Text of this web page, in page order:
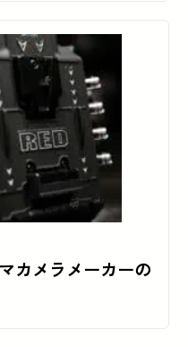
カメラメーカーの